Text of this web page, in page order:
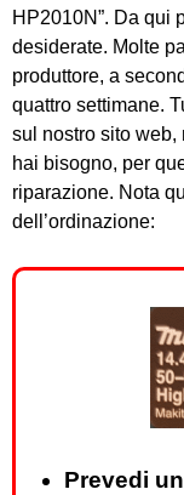
HP2010N”. Da qui
desiderate. Molte
produttore, a
quattro settimane.
sul nostro sito
hai bisogno, per
riparazione. Nota
dell’ordinazione:
Prevedi